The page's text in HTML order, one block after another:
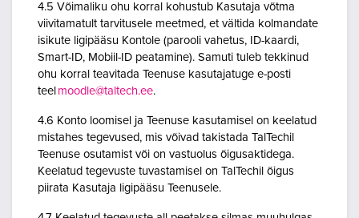
4.5 Võimaliku ohu korral kohustub Kasutaja võtma
viivitamatult tarvitusele meetmed, et vältida kolmandate
isikute ligipääsu Kontole (parooli vahetus, ID-kaardi,
Smart-ID, Mobiil-ID peatamine). Samuti tuleb tekkinud
ohu korral teavitada Teenuse kasutajatuge e-posti
teel moodle@taltech.ee.
4.6 Konto loomisel ja Teenuse kasutamisel on keelatud
mistahes tegevused, mis võivad takistada TalTechil
Teenuse osutamist või on vastuolus õigusaktidega.
Keelatud tegevuste tuvastamisel on TalTechil õigus
piirata Kasutaja ligipääsu Teenusele.